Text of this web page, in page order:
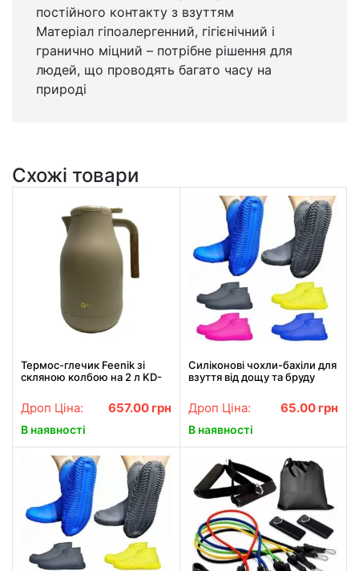
постійного контакту з взуттям
Матеріал гіпоалергенний, гігієнічний і
гранично міцний – потрібне рішення для
людей, що проводять багато часу на
природі
Схожі товари
Термос-глечик Feenik зі
скляною колбою на 2 л KD-
напоїв Бежевий
Дроп Ціна: 657.00 грн
В наявності
Силіконові чохли-бахіли для
взуття від дощу та бруду
Дроп Ціна: 65.00 грн
В наявності